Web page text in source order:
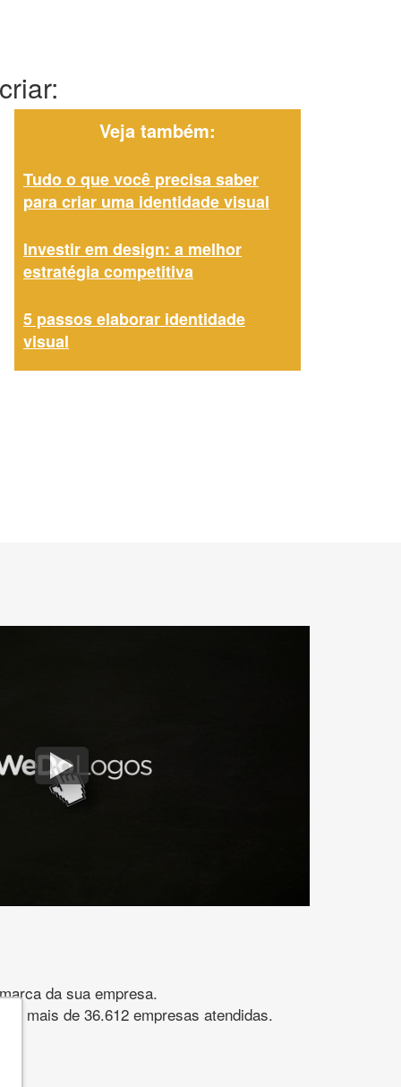
Veja também:
Tudo o que você precisa saber
para criar uma identidade visual
Investir em design: a melhor
estratégia competitiva
5 passos elaborar identidade
visual
da sua empresa.
mais de 36.612 empresas atendidas.